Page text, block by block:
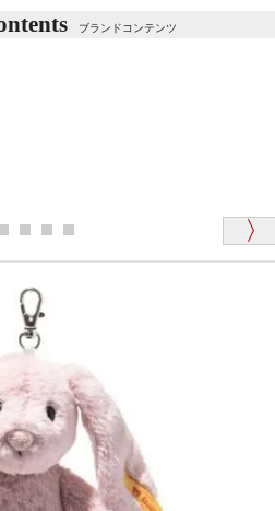
ぜひ探してみてください。
載しておりますので、ぜひ
を見ることはできますか？
で実物をお見せすることが
言うことですが、商品はきち
ったお店でしたので」
様 （女性）
ところ「くまの小屋」さ
され…」
ブランドコンテンツ